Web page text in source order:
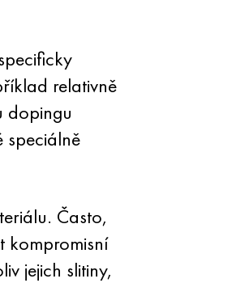
relativně
dopingu
speciálně
Často,
kompromisní
jejich slitiny,